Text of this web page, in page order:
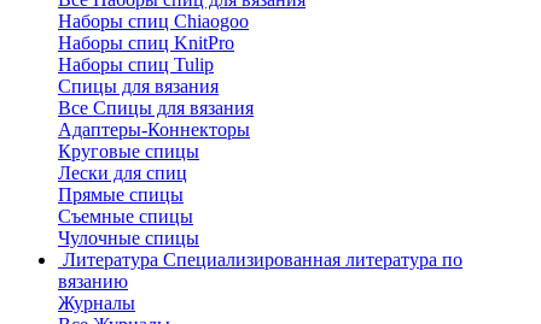
Наборы спиц Chiaogoo
Наборы спиц KnitPro
Наборы спиц Tulip
Спицы для вязания
Все Спицы для вязания
Адаптеры-Коннекторы
Круговые спицы
Лески для спиц
Прямые спицы
Съемные спицы
Чулочные спицы
Литература Специализированная литература по
вязанию
Журналы